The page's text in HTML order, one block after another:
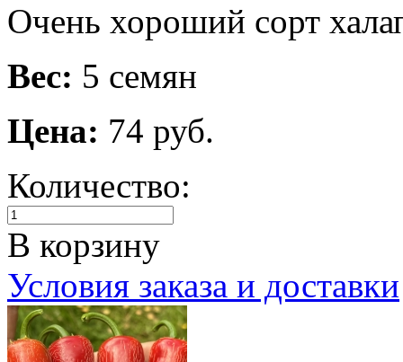
Очень хороший сорт
Вес: 5 семян
Цена: 74 руб.
Количество:
В корзину
Условия заказа и доставки